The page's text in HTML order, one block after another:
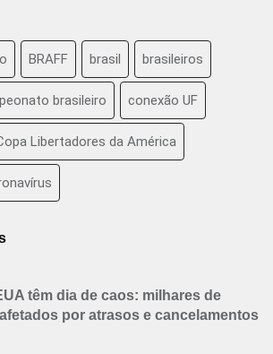
BRAFF brasil brasileiros
brasileiro conexão UF
Libertadores da América
têm dia de caos: milhares de
por atrasos e cancelamentos